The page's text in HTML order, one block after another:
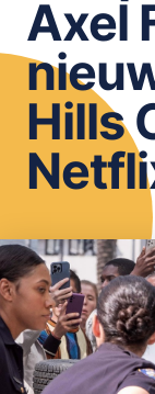
Axel
Hills